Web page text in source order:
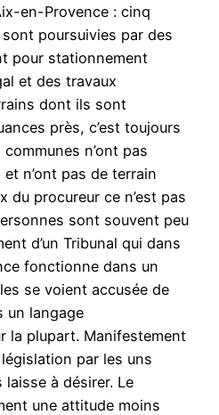
en-Provence : cinq
poursuivies par des
pour stationnement
et des travaux
dont ils sont
près, c’est toujours
n’ont pas
n’ont pas de terrain
du procureur ce n’est pas
sont souvent peu
d’un Tribunal qui dans
fonctionne dans un
se voient accusée de
un langage
la plupart. Manifestement
par les uns
à désirer. Le
une attitude moins